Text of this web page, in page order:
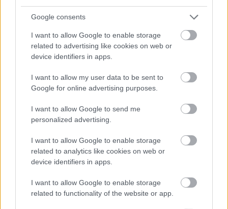
Google consents
I want to allow Google to enable storage
related to advertising like cookies on web or
device identifiers in apps.
I want to allow my user data to be sent to
Google for online advertising purposes.
I want to allow Google to send me
personalized advertising.
I want to allow Google to enable storage
related to analytics like cookies on web or
device identifiers in apps.
I want to allow Google to enable storage
related to functionality of the website or app.